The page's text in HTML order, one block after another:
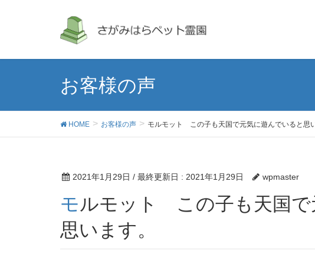
お客様の声
HOME お客様の声 モルモット この子も天国で元気に遊んでいると思い
2021年1月29日 / 最終更新日 : 2021年1月29日 wpmaster
モルモット この子も天国で元気に遊んでいると
思います。